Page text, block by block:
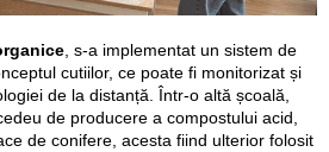
, s-a implementat un sistem de
cutiilor, ce poate fi monitorizat și
de la distanță. Într-o altă școală,
de producere a compostului acid,
de conifere, acesta fiind ulterior folosit